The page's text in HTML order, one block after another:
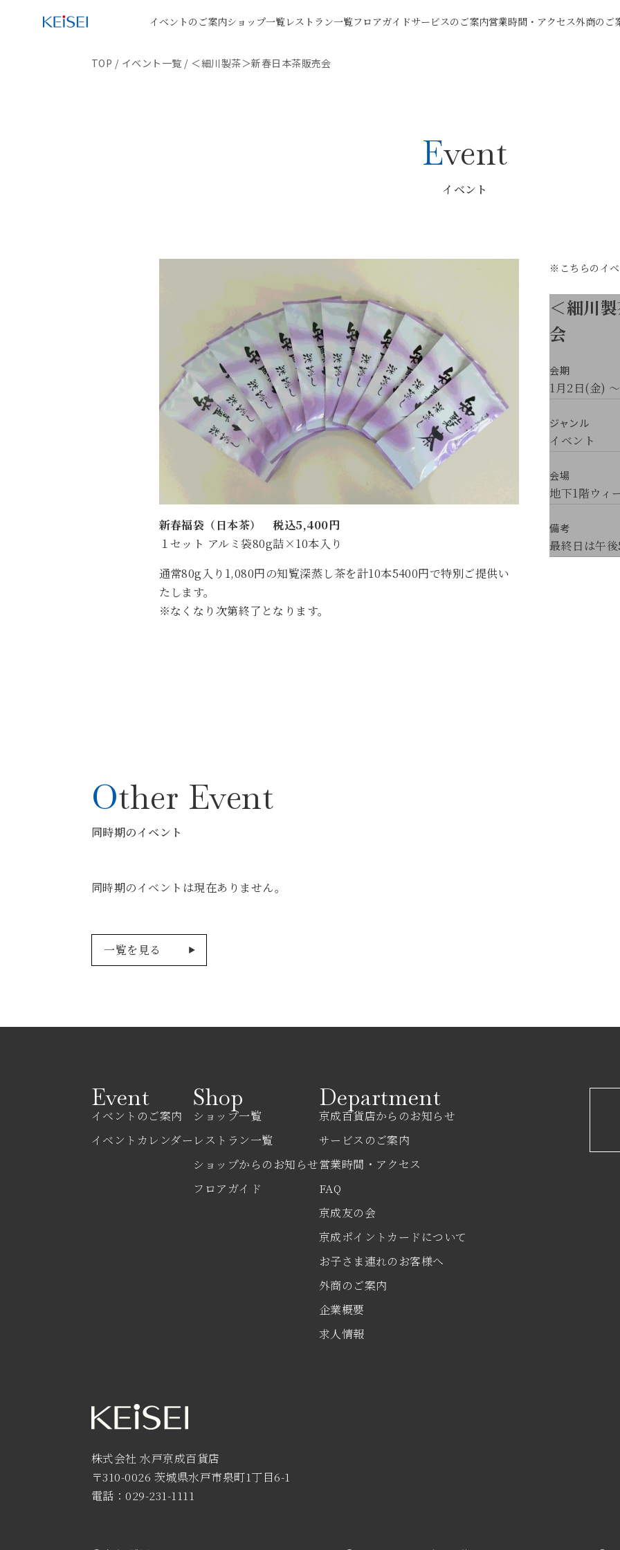
イベントのご案内ショップ一覧レストラン一覧フロアガイドサービスのご案内営業時間・アクセス外商のご
TOP / イベント一覧 / ＜細川製茶＞新春日本茶販売会
Event
イベント
新春福袋（日本茶） 税込5,400円
１セット アルミ袋80g詰×10本入り
通常80g入り1,080円の知覧深蒸し茶を計10本5400円で特別ご提供い
たします。
※なくなり次第終了となります。
※こちらのイベ
＜細川
会
会期
1月2日(金)
ジャンル
イベント
会場
地下1階ウィ
備考
最終日は午
Other Event
同時期のイベント
同時期のイベントは現在ありません。
一覧を見る
Event
イベントのご案内
イベントカレンダー
Shop
ショップ一覧
レストラン一覧
ショップからのお知らせ
フロアガイド
Department
京成百貨店からのお知らせ
サービスのご案内
営業時間・アクセス
FAQ
京成友の会
京成ポイントカードについて
お子さま連れのお客様へ
外商のご案内
企業概要
求人情報
株式会社 水戸京成百貨店
〒310-0026 茨城県水戸市泉町1丁目6-1
電話：029-231-1111